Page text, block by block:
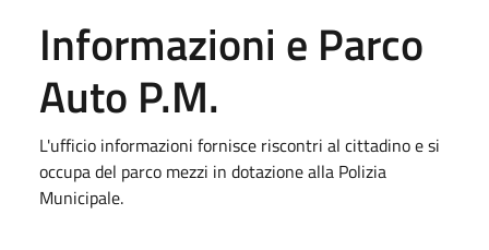
Informazioni e Parco
Auto P.M.
L'ufficio informazioni fornisce riscontri al cittadino e si
occupa del parco mezzi in dotazione alla Polizia
Municipale.